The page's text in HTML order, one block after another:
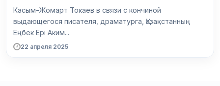
Касым-Жомарт Токаев в связи с кончиной
выдающегося писателя, драматурга, Қазақстанның
Еңбек Ері Аким...
22 апреля 2025